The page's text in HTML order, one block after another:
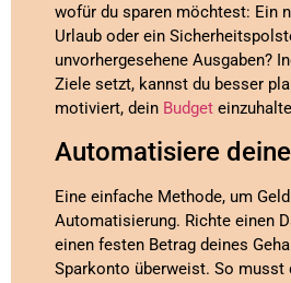
wofür du sparen möchtest: Ein
Urlaub oder ein
unvorhergesehene Ausgaben?
Ziele setzt, kannst du besser
motiviert, dein Budget
Automatisiere
Eine einfache Methode, um
Automatisierung. Richte einen
einen festen Betrag deines
Sparkonto überweist. So musst